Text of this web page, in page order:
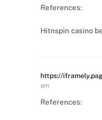
References:
Hitnspin casino
https://
am
References: